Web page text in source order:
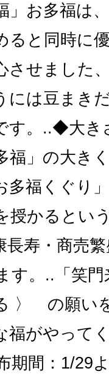
」お多福は
ると同時に
させました
には豆まき
す。..◆大き
福」の大き
多福くぐり
授かるとい
長寿・商売
す。..「笑
〉 の願い
福がやって
期間：1/29